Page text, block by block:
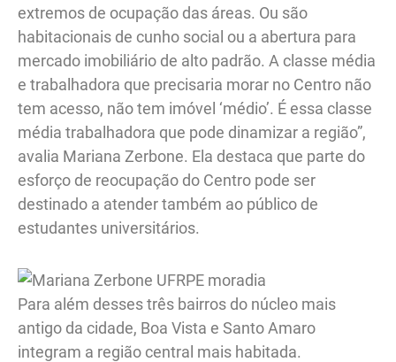
extremos de ocupação das áreas. Ou são
habitacionais de cunho social ou a abertura para
mercado imobiliário de alto padrão. A classe média
e trabalhadora que precisaria morar no Centro não
tem acesso, não tem imóvel ‘médio’. É essa classe
média trabalhadora que pode dinamizar a região”,
avalia Mariana Zerbone. Ela destaca que parte do
esforço de reocupação do Centro pode ser
destinado a atender também ao público de
estudantes universitários.
Para além desses três bairros do núcleo mais
antigo da cidade, Boa Vista e Santo Amaro
integram a região central mais habitada.